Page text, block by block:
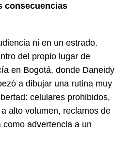
consecuencias
ni en un estrado.
del propio lugar de
en Bogotá, donde Daneidy
a dibujar una rutina muy
celulares prohibidos,
alto volumen, reclamos de
advertencia a un